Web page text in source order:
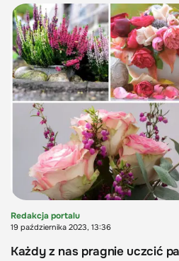
Redakcja portalu
19 października 2023, 13:36
Każdy z nas pragnie uczcić